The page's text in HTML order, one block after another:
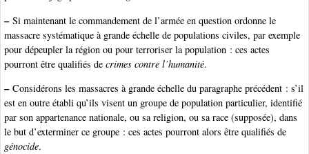
–Si maintenant le commandement de l’armée en question ordonne le
massacre systématique à grande échelle de populations civiles, par exemple
pour dépeupler la région ou pour terroriser la population : ces actes
pourront être qualifiés de crimes contre l’humanité.
–Considérons les massacres à grande échelle du paragraphe précédent : s’il
est en outre établi qu’ils visent un groupe de population particulier, identifié
par son appartenance nationale, ou sa religion, ou sa race (supposée), dans
le but d’exterminer ce groupe : ces actes pourront alors être qualifiés de
génocide.